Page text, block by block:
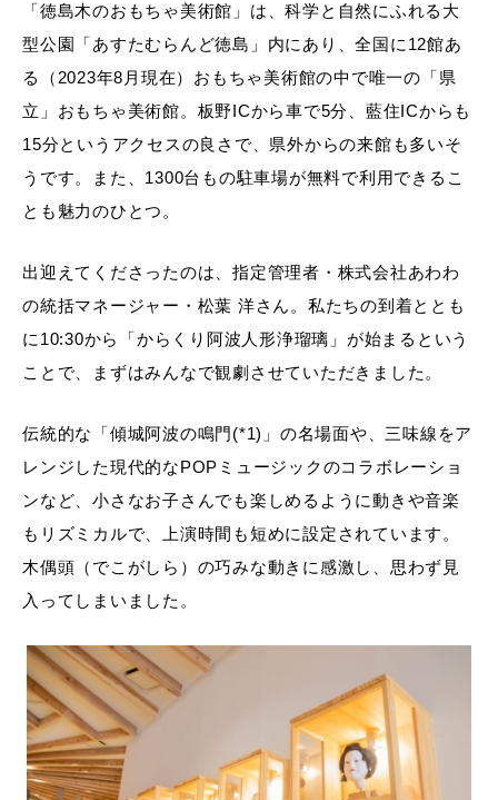
「徳島木のおもちゃ美術館」は、科学と自然にふれる大
型公園「あすたむらんど徳島」内にあり、全国に12館あ
る（2023年8月現在）おもちゃ美術館の中で唯一の「県
立」おもちゃ美術館。板野ICから車で5分、藍住ICからも
15分というアクセスの良さで、県外からの来館も多いそ
うです。また、1300台もの駐車場が無料で利用できるこ
とも魅力のひとつ。
出迎えてくださったのは、指定管理者・株式会社あわわ
の統括マネージャー・松葉 洋さん。私たちの到着ととも
に10:30から「からくり阿波人形浄瑠璃」が始まるという
ことで、まずはみんなで観劇させていただきました。
伝統的な「傾城阿波の鳴門(*1)」の名場面や、三味線をア
レンジした現代的なPOPミュージックのコラボレーショ
ンなど、小さなお子さんでも楽しめるように動きや音楽
もリズミカルで、上演時間も短めに設定されています。
木偶頭（でこがしら）の巧みな動きに感激し、思わず見
入ってしまいました。